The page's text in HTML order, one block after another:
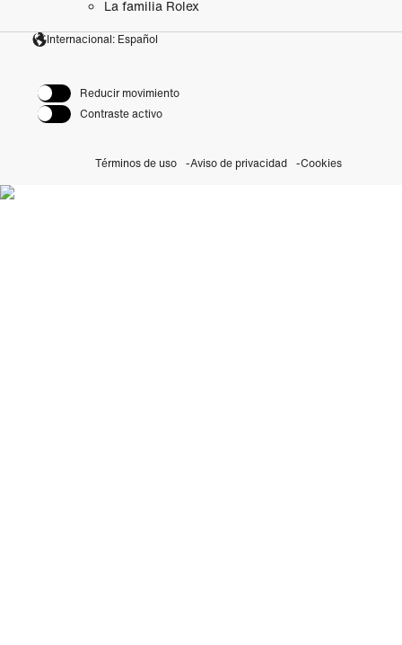
La familia Rolex
Internacional: Español
Reducir movimiento
Contraste activo
Términos de uso Aviso de privacidad Cookies